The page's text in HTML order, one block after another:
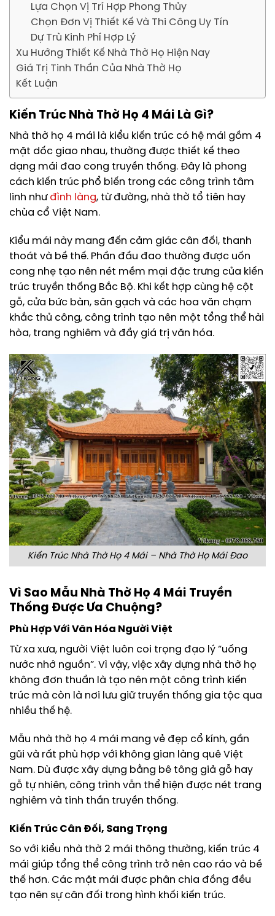
Lựa Chọn Vị Trí Hợp Phong Thủy
Chọn Đơn Vị Thiết Kế Và Thi Công Uy Tín
Dự Trù Kinh Phí Hợp Lý
Xu Hướng Thiết Kế Nhà Thờ Họ Hiện Nay
Giá Trị Tinh Thần Của Nhà Thờ Họ
Kết Luận
Kiến Trúc Nhà Thờ Họ 4 Mái Là Gì?
Nhà thờ họ 4 mái là kiểu kiến trúc có hệ mái gồm 4
mặt dốc giao nhau, thường được thiết kế theo
dạng mái đao cong truyền thống. Đây là phong
cách kiến trúc phổ biến trong các công trình tâm
linh như đình làng, từ đường, nhà thờ tổ tiên hay
chùa cổ Việt Nam.
Kiểu mái này mang đến cảm giác cân đối, thanh
thoát và bề thế. Phần đầu đao thường được uốn
cong nhẹ tạo nên nét mềm mại đặc trưng của kiến
trúc truyền thống Bắc Bộ. Khi kết hợp cùng hệ cột
gỗ, cửa bức bàn, sân gạch và các hoa văn chạm
khắc thủ công, công trình tạo nên một tổng thể hài
hòa, trang nghiêm và đầy giá trị văn hóa.
Kiến Trúc Nhà Thờ Họ 4 Mái – Nhà Thờ Họ Mái Đao
Vì Sao Mẫu Nhà Thờ Họ 4 Mái Truyền
Thống Được Ưa Chuộng?
Phù Hợp Với Văn Hóa Người Việt
Từ xa xưa, người Việt luôn coi trọng đạo lý “uống
nước nhớ nguồn”. Vì vậy, việc xây dựng nhà thờ họ
không đơn thuần là tạo nên một công trình kiến
trúc mà còn là nơi lưu giữ truyền thống gia tộc qua
nhiều thế hệ.
Mẫu nhà thờ họ 4 mái mang vẻ đẹp cổ kính, gần
gũi và rất phù hợp với không gian làng quê Việt
Nam. Dù được xây dựng bằng bê tông giả gỗ hay
gỗ tự nhiên, công trình vẫn thể hiện được nét trang
nghiêm và tinh thần truyền thống.
Kiến Trúc Cân Đối, Sang Trọng
So với kiểu nhà thờ 2 mái thông thường, kiến trúc 4
mái giúp tổng thể công trình trở nên cao ráo và bề
thế hơn. Các mặt mái được phân chia đồng đều
tạo nên sự cân đối trong hình khối kiến trúc.